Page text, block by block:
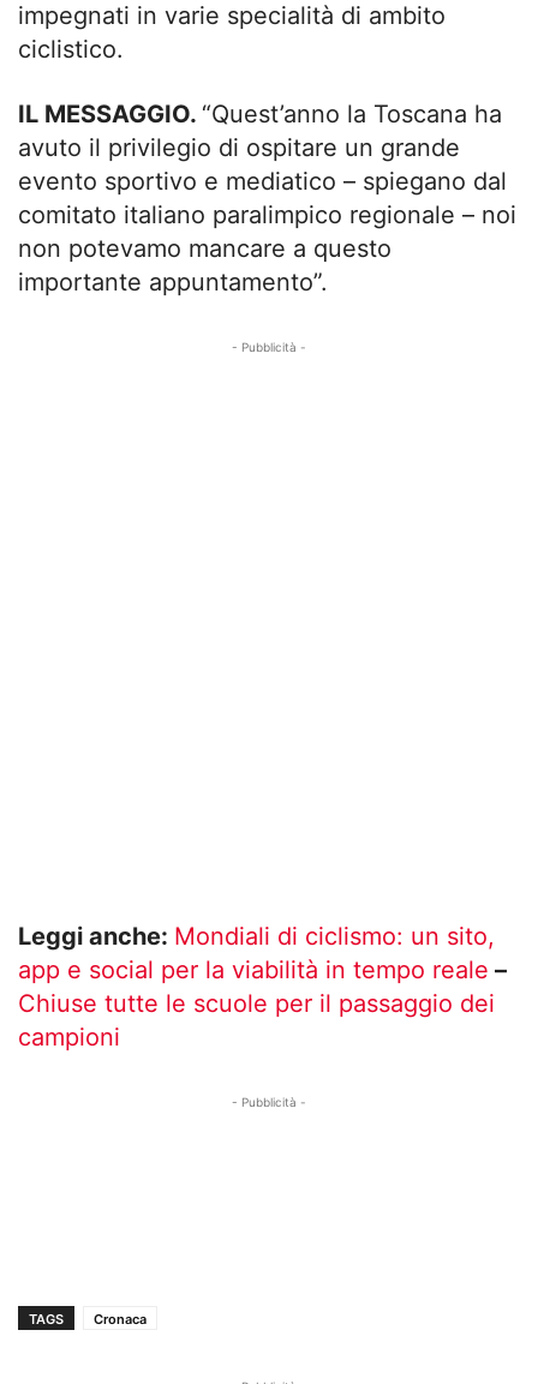
impegnati in varie specialità di ambito
ciclistico.
IL MESSAGGIO. “Quest’anno la Toscana ha
avuto il privilegio di ospitare un grande
evento sportivo e mediatico – spiegano dal
comitato italiano paralimpico regionale – noi
non potevamo mancare a questo
importante appuntamento”.
- Pubblicità -
Leggi anche: Mondiali di ciclismo: un sito,
app e social per la viabilità in tempo reale –
Chiuse tutte le scuole per il passaggio dei
campioni
- Pubblicità -
TAGS Cronaca